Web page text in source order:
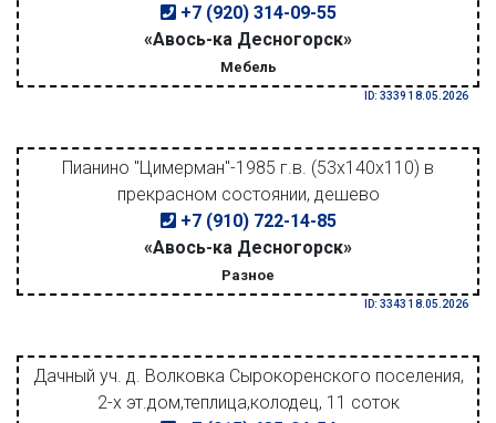
+7 (920) 314-09-55
«Авось-ка Десногорск»
Мебель
ID: 3339 18.05.2026
Пианино "Цимерман"-1985 г.в. (53х140х110) в
прекрасном состоянии, дешево
+7 (910) 722-14-85
«Авось-ка Десногорск»
Разное
ID: 3343 18.05.2026
Дачный уч. д. Волковка Сырокоренского поселения,
2-х эт.дом,теплица,колодец, 11 соток